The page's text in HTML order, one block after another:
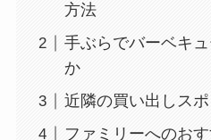
方法
手ぶらでバーベキ
か
近隣の買い出しスポ
ファミリーへのお